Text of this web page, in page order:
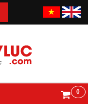
0